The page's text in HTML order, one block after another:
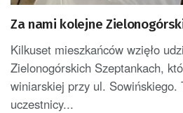
Za nami kolejne
Kilkuset mieszkańców wzięło
Zielonogórskich Szeptankach,
winiarskiej przy ul. Sowińskiego.
uczestnicy...